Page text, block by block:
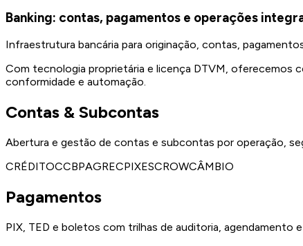
Banking: contas, pagamentos e operações
Infraestrutura bancária para originação, contas,
Com tecnologia proprietária e licença DTVM, oferecemos
conformidade e automação.
Contas & Subcontas
Abertura e gestão de contas e subcontas por operação,
CRÉDITOCCBPAGRECPIXESCROWCÂMBIO
Pagamentos
PIX, TED e boletos com trilhas de auditoria, agendamento